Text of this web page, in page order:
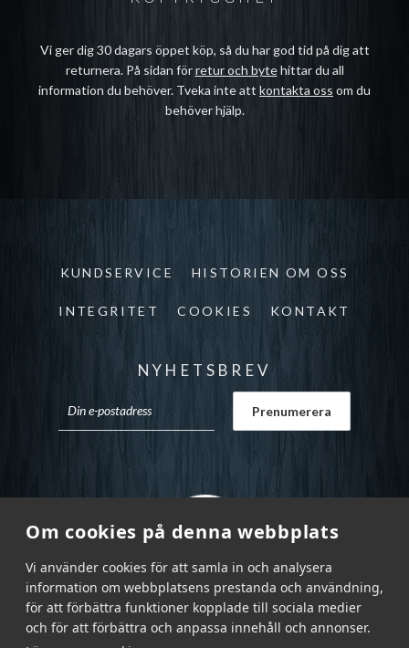
Om cookies på denna webbplats
Vi använder cookies för att samla in och analysera
information om webbplatsens prestanda och användning,
för att förbättra funktioner kopplade till sociala medier
och för att förbättra och anpassa innehåll och annonser.
Vi ger dig 30 dagars öppet köp, så du har god tid på dig att
returnera. På sidan förretur och bytehittar du all
information du behöver. Tveka inte att kontakta oss om du
behöver hjälp.
KUNDSERVICE HISTORIEN OM OSS
INTEGRITET COOKIES KONTAKT
NYHETSBREV